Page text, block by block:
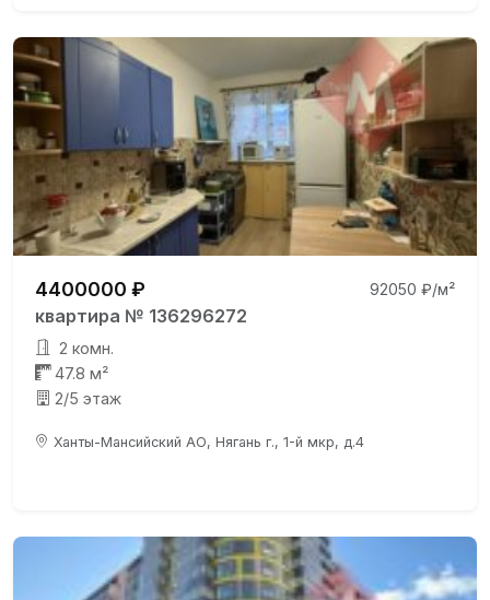
4400000 ₽ 92050 ₽/м²
квартира № 136296272
2 комн.
47.8 м²
2/5 этаж
Ханты-Мансийский АО, Нягань г., 1-й мкр, д.4